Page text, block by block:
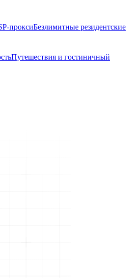
проксиБезлимитные резидентские
Путешествия и гостиничный